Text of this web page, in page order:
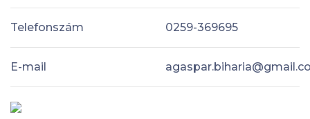
Telefonszám 0259-369695
E-mail